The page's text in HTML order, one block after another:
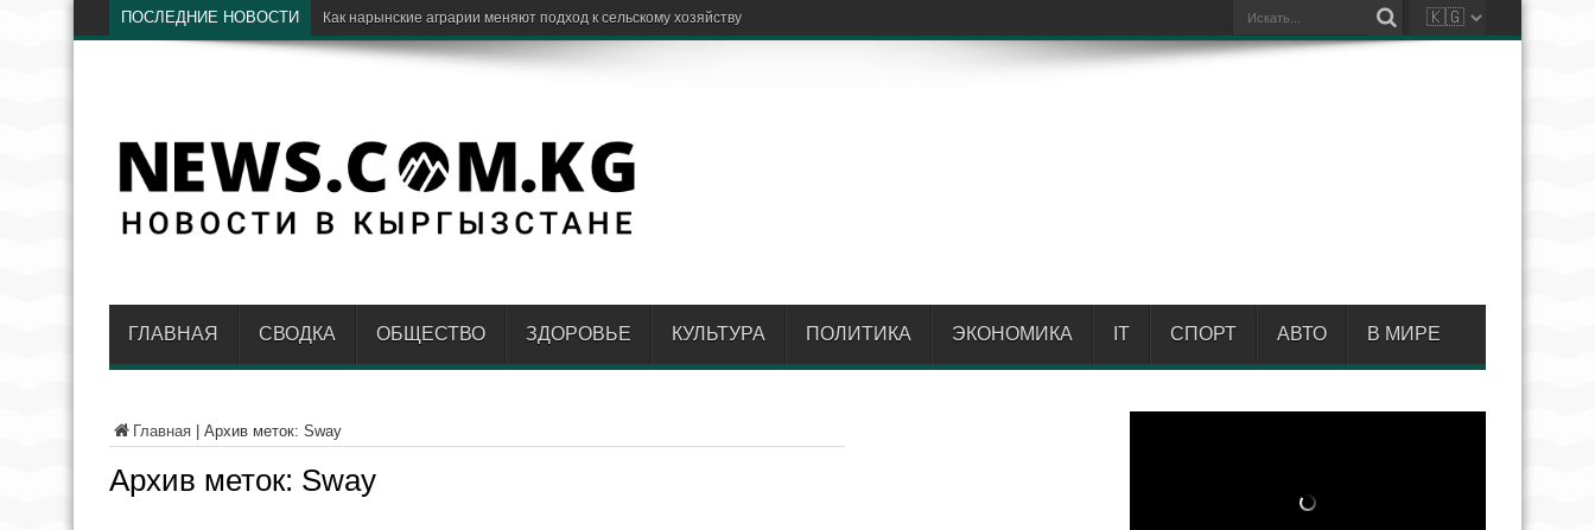
ПОСЛЕДНИЕ НОВОСТИ Чолпон-Ата при
ГЛАВНАЯ СВОДКА ОБЩЕСТВО ЗДОРОВЬЕ КУЛЬТУРА ПОЛИТИКА ЭКОНОМИКА IT СПОРТ АВТО В МИРЕ
Главная Архив меток: Sway
Архив меток: Sway